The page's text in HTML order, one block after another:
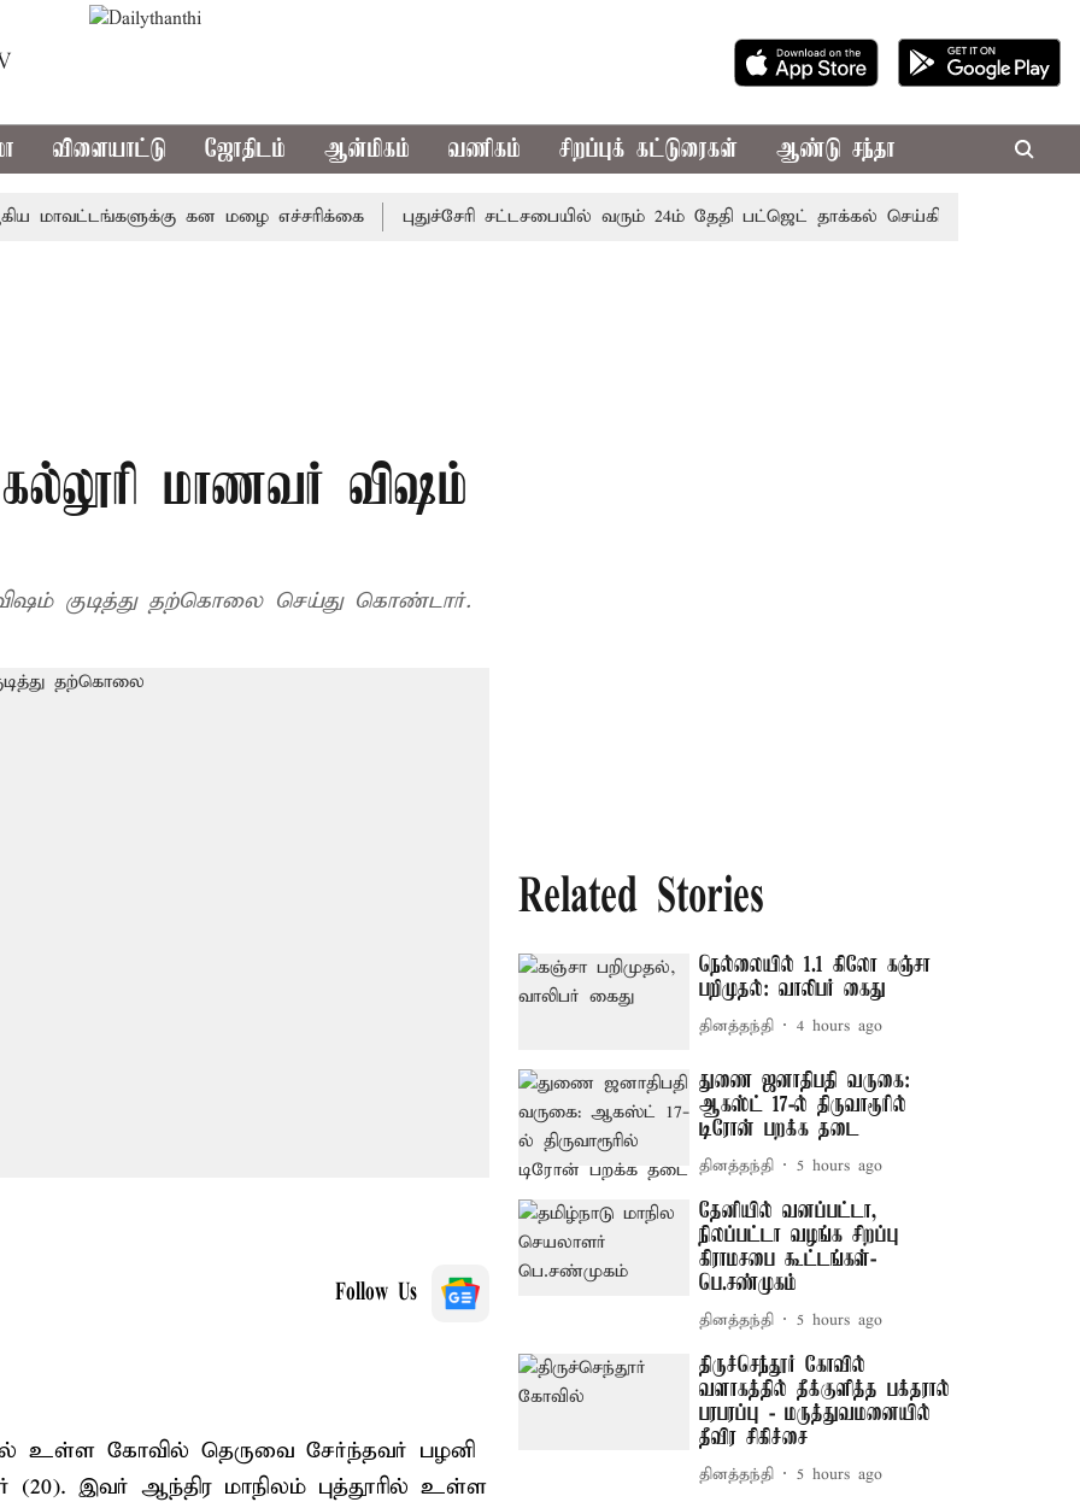
விளையாட்டு ஜோதிடம் ஆன்மிகம் வணிகம் சிறப்புக் கட்டுரைகள் ஆண்டு சந்தா
கன மழை எச்சரிக்கை புதுச்சேரி சட்டசபையில் வரும் 24ம் தேதி பட்ஜெட் தாக்கல் செய்கிறார் முதல்-அமைச்சர்
மாணவர் விஷம்
குடித்து தற்கொலை செய்து கொண்டார்.
Follow Us
உள்ள கோவில் தெருவை சேர்ந்தவர் பழனி
இவர் ஆந்திர மாநிலம் புத்தூரில் உள்ள
Related Stories
நெல்லையில் 1.1 கிலோ கஞ்சா
பறிமுதல்: வாலிபர் கைது
தினத்தந்தி 4 hours ago
துணை ஜனாதிபதி வருகை:
ஆகஸ்ட் 17-ல் திருவாரூரில்
டிரோன் பறக்க தடை
தினத்தந்தி 5 hours ago
தேனியில் வனப்பட்டா,
நிலப்பட்டா வழங்க சிறப்பு
கிராமசபை கூட்டங்கள்-
பெ.சண்முகம்
தினத்தந்தி 5 hours ago
திருச்செந்தூர் கோவில்
வளாகத்தில் தீக்குளித்த பக்தரால்
பரபரப்பு - மருத்துவமனையில்
தீவிர சிகிச்சை
தினத்தந்தி 5 hours ago